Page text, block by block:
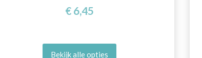
€ 6,45
Bekijk alle opties